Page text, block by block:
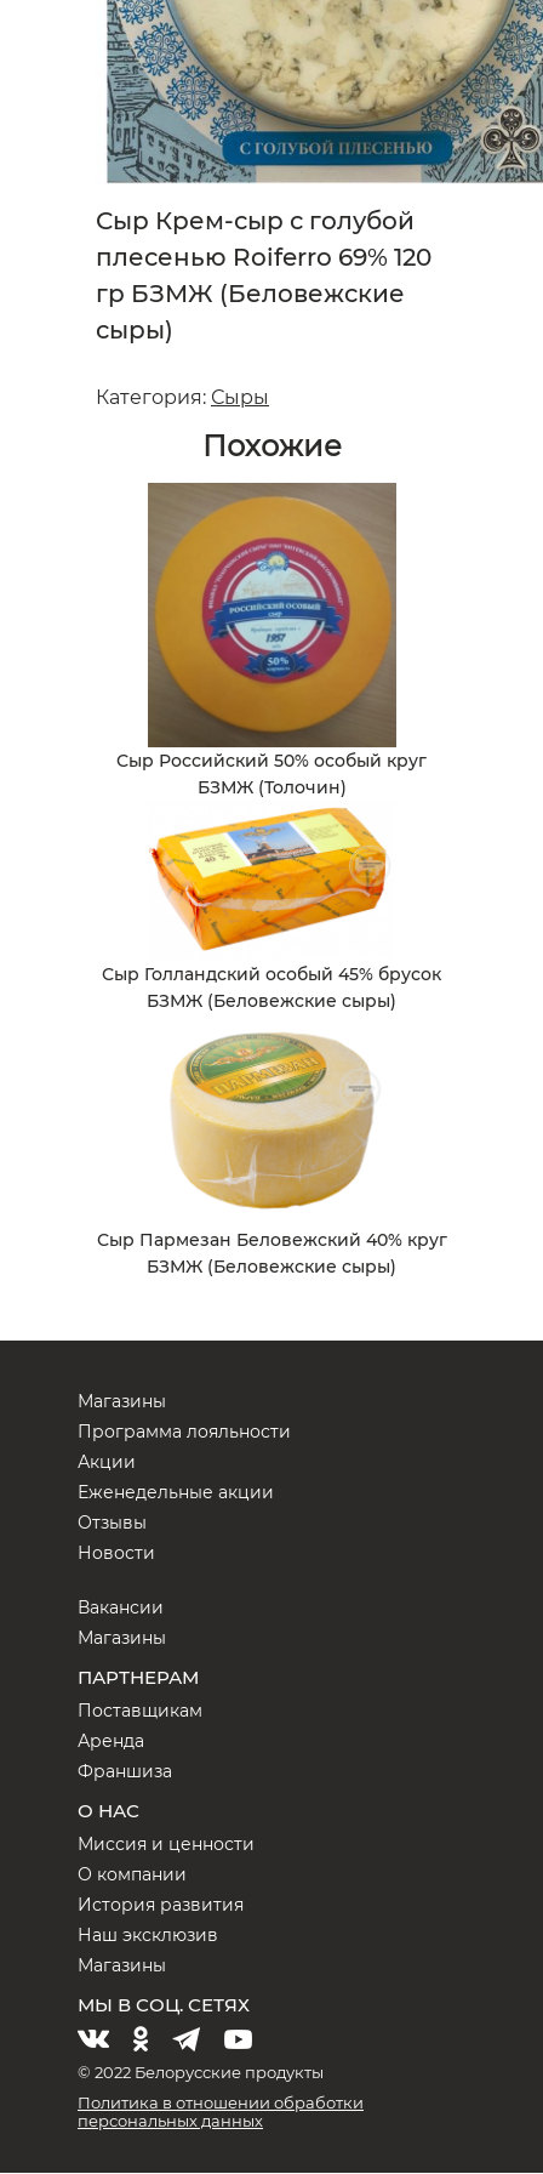
Сыр Крем-сыр с голубой
плесенью Roiferro 69% 120
гр БЗМЖ (Беловежские
сыры)
Категория: Сыры
Похожие
Сыр Российский 50% особый круг
БЗМЖ (Толочин)
Сыр Голландский особый 45% брусок
БЗМЖ (Беловежские сыры)
Сыр Пармезан Беловежский 40% круг
БЗМЖ (Беловежские сыры)
Магазины
Программа лояльности
Акции
Еженедельные акции
Отзывы
Новости
Вакансии
Магазины
ПАРТНЕРАМ
Поставщикам
Аренда
Франшиза
О НАС
Миссия и ценности
О компании
История развития
Наш эксклюзив
Магазины
МЫ В СОЦ. СЕТЯХ
© 2022 Белорусские продукты
Политика в отношении обработки
персональных данных